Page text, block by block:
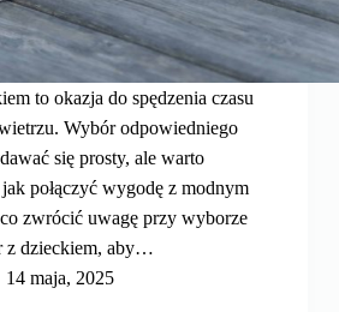
to okazja do spędzenia czasu
Wybór odpowiedniego
się prosty, ale warto
połączyć wygodę z modnym
zwrócić uwagę przy wyborze
z dzieckiem, aby…
14 maja, 2025